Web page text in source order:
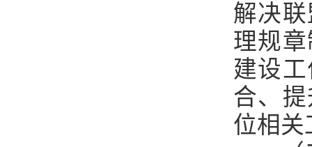
解决
理规
建设
合、
位相关